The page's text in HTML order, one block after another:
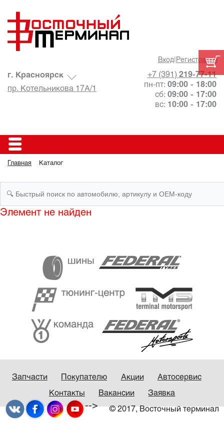
Вход| Регистрация
+7 (391) 219-77-11
пн-пт: 09:00 - 18:00
сб: 09:00 - 17:00
вс: 10:00 - 17:00
г. Красноярск
пр. Котельникова 17А/1
Главная Каталог
Элемент не найден
Запчасти Покупателю Акции Автосервис
Контакты Вакансии Заявка
© 2017, Восточный терминал
-->